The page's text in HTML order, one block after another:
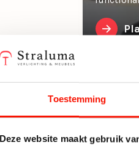
Toestemming
Deze website maakt gebruik